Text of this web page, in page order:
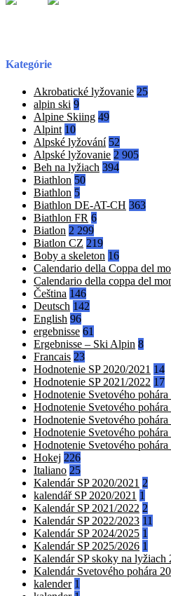
Kategórie
Akrobatické lyžovanie 25
alpin ski 9
Alpine Skiing 49
Alpint 10
Alpské lyžování 52
Alpské lyžovanie 2 905
Beh na lyžiach 394
Biathlon 50
Biathlon 5
Biathlon DE-AT-CH 363
Biathlon FR 6
Biatlon 2 299
Biatlon CZ 219
Boby a skeleton 16
Calendario della Coppa del
Calendario della coppa del
Čeština 146
Deutsch 142
English 96
ergebnisse 61
Ergebnisse – Ski Alpin 8
Francais 23
Hodnotenie SP 2020/2021 14
Hodnotenie SP 2021/2022 17
Hodnotenie Svetového pohára
Hodnotenie Svetového
Hodnotenie Svetového
Hodnotenie Svetového
Hodnotenie Svetového
Hokej 226
Italiano 25
Kalendár SP 2020/2021 2
kalendář SP 2020/2021 1
Kalendár SP 2021/2022 2
Kalendár SP 2022/2023 11
Kalendár SP 2024/2025 1
Kalendár SP 2025/2026 1
Kalendár SP skoky na lyžiach
Kalendár Svetového pohára
kalender 1